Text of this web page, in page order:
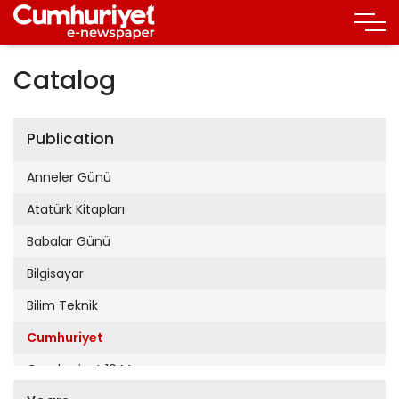
Catalog
Publication
Anneler Günü
Atatürk Kitapları
Babalar Günü
Bilgisayar
Bilim Teknik
Cumhuriyet
Cumhuriyet 19 Mayıs